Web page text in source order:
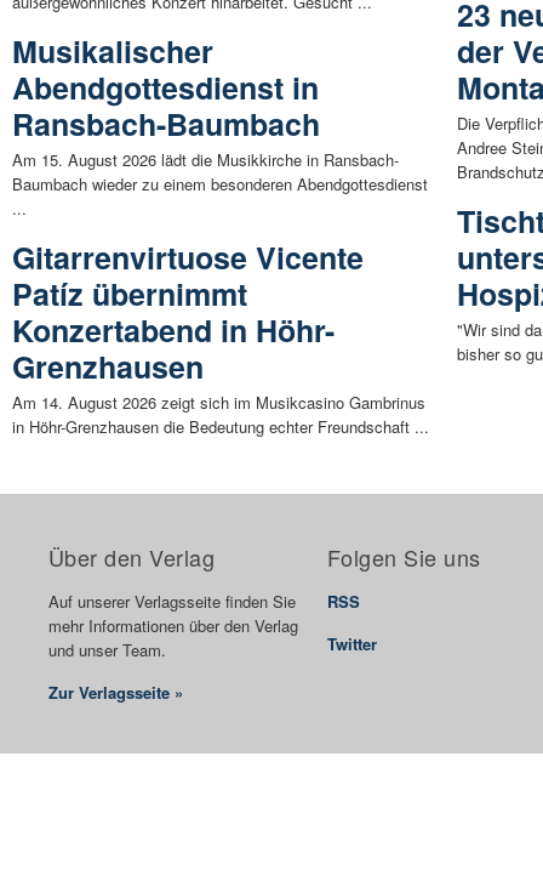
Musikalischer
Abendgottesdienst in
Ransbach-Baumbach
Am 15. August 2026 lädt die Musikkirche in Ransbach-
Baumbach wieder zu einem besonderen Abendgottesdienst
...
Gitarrenvirtuose Vicente
Patíz übernimmt
Konzertabend in Höhr-
Grenzhausen
Am 14. August 2026 zeigt sich im Musikcasino Gambrinus
in Höhr-Grenzhausen die Bedeutung echter Freundschaft ...
23
der
Die
Andree
"Wir sind
bisher so
Über den Verlag
Auf unserer Verlagsseite finden Sie
mehr Informationen über den Verlag
und unser Team.
Zur Verlagsseite »
Folgen Sie uns
RSS
Twitter